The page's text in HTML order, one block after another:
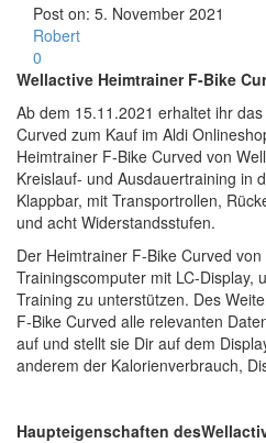
Post on: 5. November 2021
Robert
0
Wellactive Heimtrainer F-Bike
Ab dem 15.11.2021 erhaltet ihr
Curved zum Kauf im Aldi
Heimtrainer F-Bike Curved von
Kreislauf- und Ausdauertraining in
Klappbar, mit Transportrollen,
und acht Widerstandsstufen.
Der Heimtrainer F-Bike Curved
Trainingscomputer mit LC-Display,
Training zu unterstützen. Des
F-Bike Curved alle relevanten
auf und stellt sie Dir auf dem
anderem der Kalorienverbrauch,
Haupteigenschaften